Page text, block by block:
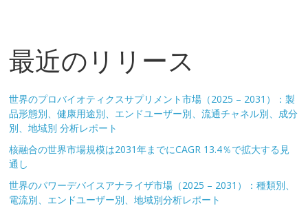
最近のリリース
世界のプロバイオティクスサプリメント市場（2025 – 2031）：製
品形態別、健康用途別、エンドユーザー別、流通チャネル別、成分
別、地域別 分析レポート
核融合の世界市場規模は2031年までにCAGR 13.4％で拡大する見
通し
世界のパワーデバイスアナライザ市場（2025 – 2031）：種類別、
電流別、エンドユーザー別、地域別分析レポート